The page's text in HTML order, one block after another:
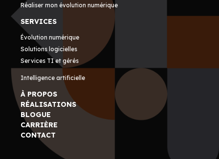
Réaliser mon évolution numérique
SERVICES
Évolution numérique
Solutions logicielles
Services TI et gérés
Intelligence artificielle
À PROPOS
RÉALISATIONS
BLOGUE
CARRIÈRE
CONTACT